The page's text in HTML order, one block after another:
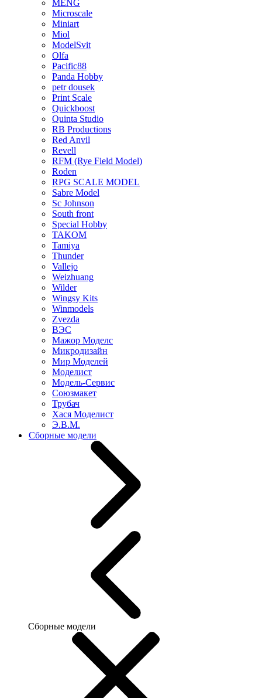
MENG
Microscale
Miniart
Miol
ModelSvit
Olfa
Pacific88
Panda Hobby
petr dousek
Print Scale
Quickboost
Quinta Studio
RB Productions
Red Anvil
Revell
RFM (Rye Field Model)
Roden
RPG SCALE MODEL
Sabre Model
Sc Johnson
South front
Special Hobby
TAKOM
Tamiya
Thunder
Vallejo
Weizhuang
Wilder
Wingsy Kits
Winmodels
Zvezda
ВЭС
Мажор Моделс
Микродизайн
Мир Моделей
Моделист
Модель-Сервис
Союзмакет
Трубач
Хася Моделист
Э.В.М.
Сборные модели
Сборные модели